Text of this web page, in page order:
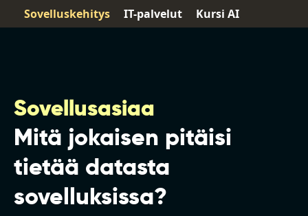
Sovelluskehitys IT-palvelut Kursi AI
Sovellusasiaa
Mitä jokaisen pitäisi
tietää datasta
sovelluksissa?